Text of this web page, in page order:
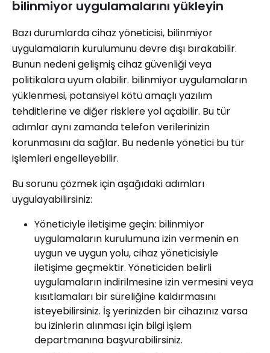
bilinmiyor uygulamalarını yükleyin
Bazı durumlarda cihaz yöneticisi, bilinmiyor
uygulamaların kurulumunu devre dışı bırakabilir.
Bunun nedeni gelişmiş cihaz güvenliği veya
politikalara uyum olabilir. bilinmiyor uygulamaların
yüklenmesi, potansiyel kötü amaçlı yazılım
tehditlerine ve diğer risklere yol açabilir. Bu tür
adımlar aynı zamanda telefon verilerinizin
korunmasını da sağlar. Bu nedenle yönetici bu tür
işlemleri engelleyebilir.
Bu sorunu çözmek için aşağıdaki adımları
uygulayabilirsiniz:
Yöneticiyle iletişime geçin: bilinmiyor
uygulamaların kurulumuna izin vermenin en
uygun ve uygun yolu, cihaz yöneticisiyle
iletişime geçmektir. Yöneticiden belirli
uygulamaların indirilmesine izin vermesini veya
kısıtlamaları bir süreliğine kaldırmasını
isteyebilirsiniz. İş yerinizden bir cihazınız varsa
bu izinlerin alınması için bilgi işlem
departmanına başvurabilirsiniz.